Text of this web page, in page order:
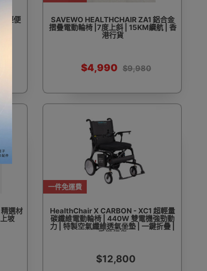
輕便
SAVEWO HEALTHCHAIR ZA1 鋁合金
摺疊電動輪椅 |7度上斜 | 15KM續航 | 香
港行貨
$4,990 $9,980
選材
坡
一件免運費
HealthChair X CARBON - XC1 超輕量
碳纖維電動輪椅 | 440W 雙電機強勁動
力 | 特製空氣纖維透氣坐墊 | 一鍵折疊 |
香港行貨
$12,800